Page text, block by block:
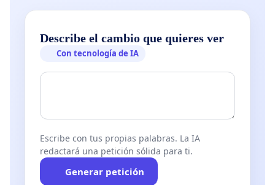
Describe el cambio que quieres ver
Con tecnología de IA
Escribe con tus propias palabras. La IA
redactará una petición sólida para ti.
Generar petición